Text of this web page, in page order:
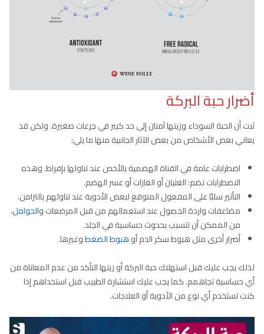
أضرار حبة البركة
ثبت أن الحبة السوداء وزيتها آمنان إلى حد كبير في جرعات صغيرة. ولكن قد
يعاني بعض الأشخاص من بعض الآثار الجانبية منها ما يلي:
اضطرابات عامة في القناة الهضمية بالأخص عند تناولها بإفراط. وهذه
الاضطرابات تضم: الغثيان أو الغازات أو عسر الهضم.
التأثير سلبًا على المفعول المتوقع لبعض الأدوية عند تناولهم بالتزامن.
مضاعفات واردة الحصول عند استعمالهم من قبل المرضعات والحوامل.
من الممكن أن تتسبب بحدوث حساسية في الجلد.
أضرار أخرى مثل هبوط سكر الدم أوهبوط الضغطوغيرها.
لذلك يجب عليك قبل استهلاك حبة البركة أو زيتها التأكد من عدم المعاناة من
أي حساسية تجاهمم. كما يجب عليك استشارة الطبيب قبل استخداهم إذا
كنت تستخدم أي نوع من الأدوية أو العلاجات.